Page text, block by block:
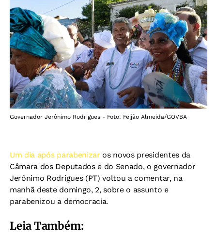
Governador Jerônimo Rodrigues - Foto: Feijão Almeida/GOVBA
Um dia após parabenizar os novos presidentes da
Câmara dos Deputados e do Senado, o governador
Jerônimo Rodrigues (PT) voltou a comentar, na
manhã deste domingo, 2, sobre o assunto e
parabenizou a democracia.
Leia Também: